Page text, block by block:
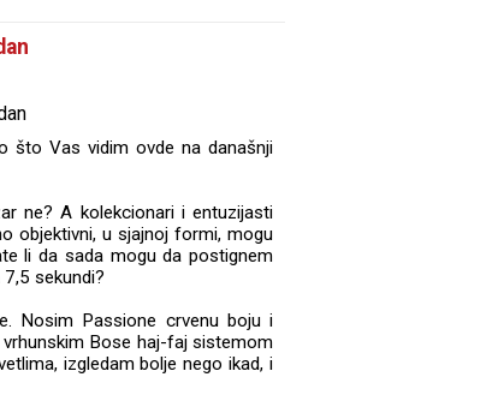
što Vas vidim ovde na današnji
ne? A kolekcionari i entuzijasti
objektivni, u sjajnoj formi, mogu
li da sada mogu da postignem
sekundi?
Nosim Passione crvenu boju i
Bose haj-faj sistemom
izgledam bolje nego ikad, i